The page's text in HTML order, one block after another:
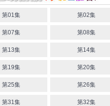
第01集 第02集
第07集 第08集
第13集 第14集
第19集 第20集
第25集 第26集
第31集 第32集